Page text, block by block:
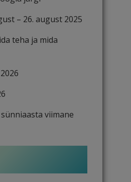
– 26. august 2025
teha ja mida
viimane